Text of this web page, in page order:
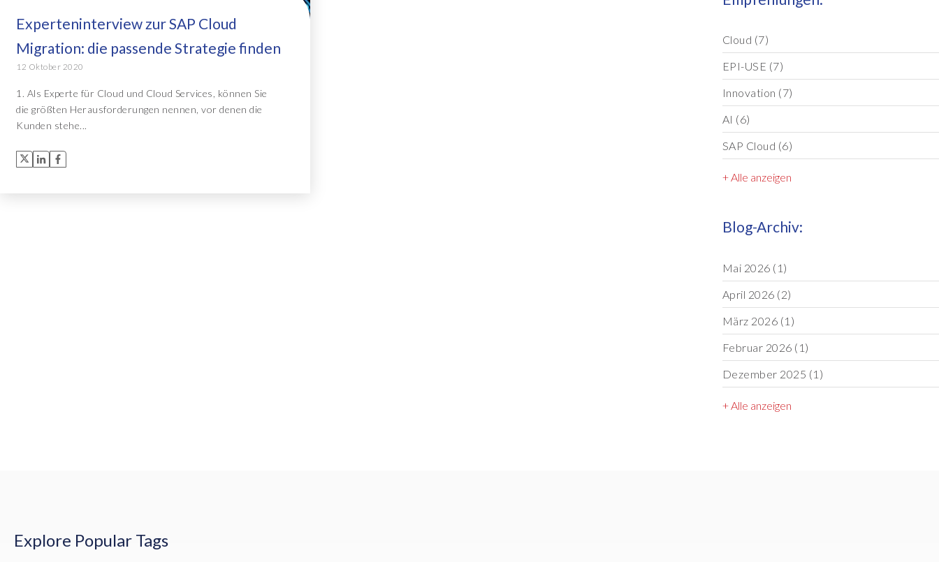
Object Extractor™
Archive Central
Alle Lösungen
Alle Lösungen
Experteninterview zur SAP Cloud
Migration: die passende Strategie finden
12 Oktober 2020
1. Als Experte für Cloud und Cloud Services, können Sie
die größten Herausforderungen nennen, vor denen die
Kunden stehe...
Cloud (7)
EPI-USE (7)
Innovation (7)
AI (6)
SAP Cloud (6)
+ Alle anzeigen
Blog-Archiv:
Mai 2026 (1)
April 2026 (2)
März 2026 (1)
Februar 2026 (1)
Dezember 2025 (1)
+ Alle anzeigen
Explore Popular Tags